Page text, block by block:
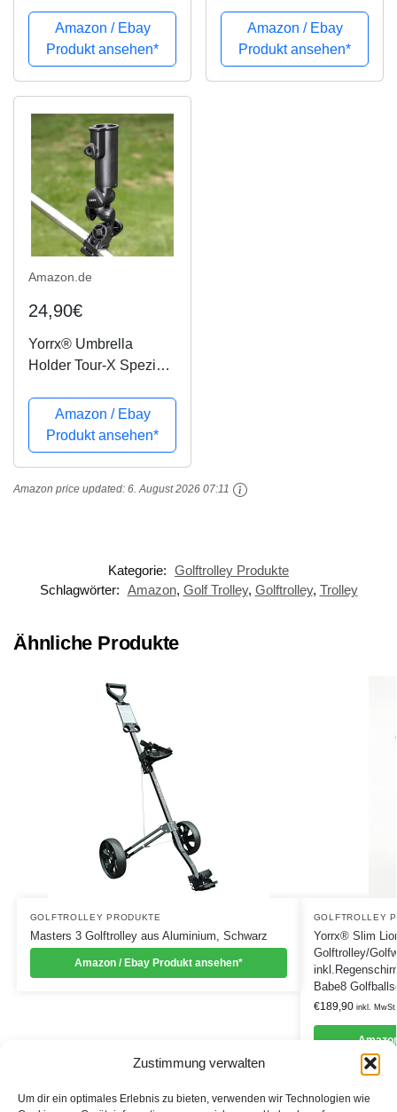
Zustimmung verwalten
Um dir ein optimales Erlebnis zu bieten, verwenden wir Technologien wie
Amazon / Ebay
Produkt ansehen*
Golf Cart;
inkl.Regenschirmhalter,
Mattentee & 3xStk.
Babe8 Golfballset
Amazon / Ebay
Produkt ansehen*
Amazon.de
24,90€
Yorrx® Umbrella
Holder Tour-X Spezial
optimal Slim Lion Pro5
Golftrolleys uva.
Amazon / Ebay
Produkt ansehen*
Amazon price updated: 6. August 2026 07:11
Kategorie: Golftrolley Produkte
Schlagwörter: Amazon, Golf Trolley, Golftrolley, Trolley
Ähnliche Produkte
GOLFTROLLEY PRODUKTE
Masters 3 Golftrolley aus Aluminium, Schwarz
Amazon / Ebay Produkt ansehen*
GOLFTROLLEY
Yorrx® Slim
Golftrolley/
Babe8
€189,90 inkl. MwSt.